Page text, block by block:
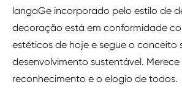
langaGe incorporado pelo estilo de
decoração está em conformidade
estéticos de hoje e segue o conceito
desenvolvimento sustentável. Merece
reconhecimento e o elogio de todos.